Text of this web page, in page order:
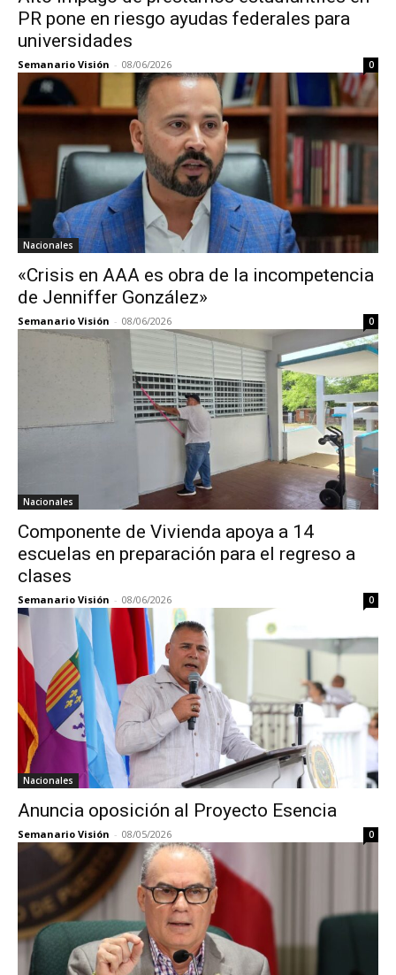
PR pone en riesgo ayudas federales para
universidades
Semanario Visión - 08/06/2026 0
Nacionales
«Crisis en AAA es obra de la incompetencia
de Jenniffer González»
Semanario Visión - 08/06/2026 0
Nacionales
Componente de Vivienda apoya a 14
escuelas en preparación para el regreso a
clases
Semanario Visión - 08/06/2026 0
Nacionales
Anuncia oposición al Proyecto Esencia
Semanario Visión - 08/05/2026 0